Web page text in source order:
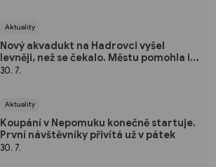
Aktuality
Nový akvadukt na Hadrovci vyšel
levněji, než se čekalo. Městu pomohla i
krajská dotace
30. 7.
Aktuality
Koupání v Nepomuku konečně startuje.
První návštěvníky přivítá už v pátek
30. 7.